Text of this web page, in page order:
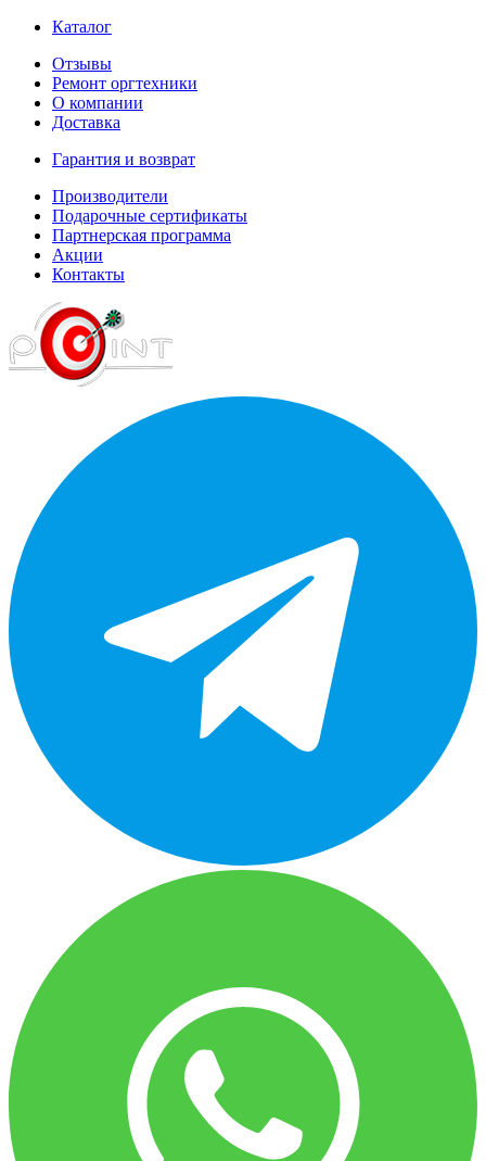
Каталог
Отзывы
Ремонт оргтехники
О компании
Доставка
Гарантия и возврат
Производители
Подарочные сертификаты
Партнерская программа
Акции
Контакты